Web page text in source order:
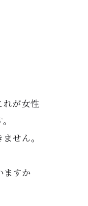
が女性
せん。
ますか